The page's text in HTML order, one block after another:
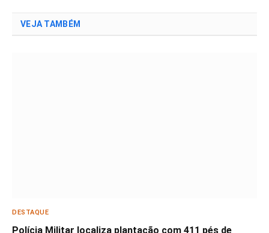
VEJA TAMBÉM
DESTAQUE
Polícia Militar localiza plantação com 411 pés de